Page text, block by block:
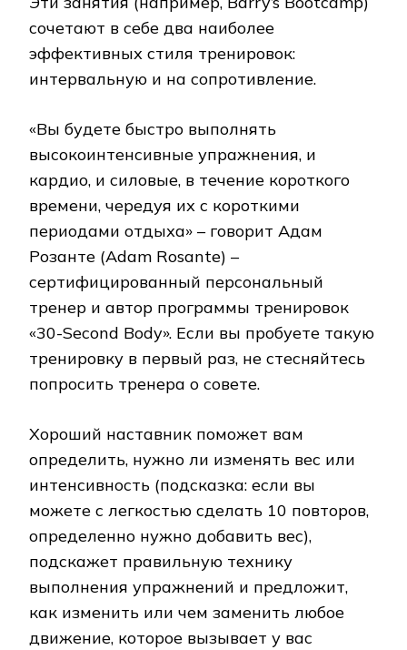
сочетают в себе два наиболее
эффективных стиля тренировок:
интервальную и на сопротивление.
«Вы будете быстро выполнять
высокоинтенсивные упражнения, и
кардио, и силовые, в течение короткого
времени, чередуя их с короткими
периодами отдыха» – говорит Адам
Розанте (Adam Rosante) –
сертифицированный персональный
тренер и автор программы тренировок
«30-Second Body». Если вы пробуете такую
тренировку в первый раз, не стесняйтесь
попросить тренера о совете.
Хороший наставник поможет вам
определить, нужно ли изменять вес или
интенсивность (подсказка: если вы
можете с легкостью сделать 10 повторов,
определенно нужно добавить вес),
подскажет правильную технику
выполнения упражнений и предложит,
как изменить или чем заменить любое
движение, которое вызывает у вас